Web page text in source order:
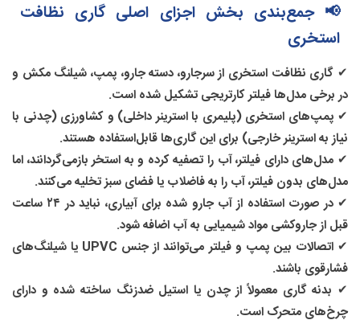
📢 جمع‌بندی بخش اجزای اصلی گاری نظافت
استخری
✔ گاری نظافت استخری از سرجارو، دسته جارو، پمپ، شیلنگ مکش و
در برخی مدل‌ها فیلتر کارتریجی تشکیل شده است.
✔ پمپ‌های استخری (پلیمری با استرینر داخلی) و کشاورزی (چدنی با
نیاز به استرینر خارجی) برای این گاری‌ها قابل‌استفاده هستند.
✔ مدل‌های دارای فیلتر، آب را تصفیه کرده و به استخر بازمی‌گردانند، اما
مدل‌های بدون فیلتر، آب را به فاضلاب یا فضای سبز تخلیه می‌کنند.
✔
در صورت استفاده از آب جارو شده برای آبیاری، نباید در ۲۴ ساعت
قبل از جاروکشی مواد شیمیایی به آب اضافه شود.
✔
اتصالات بین پمپ و فیلتر می‌توانند از جنس UPVC یا شیلنگ‌های
فشارقوی باشند.
✔ بدنه گاری معمولاً از چدن یا استیل ضدزنگ ساخته شده و دارای
چرخ‌های متحرک است.